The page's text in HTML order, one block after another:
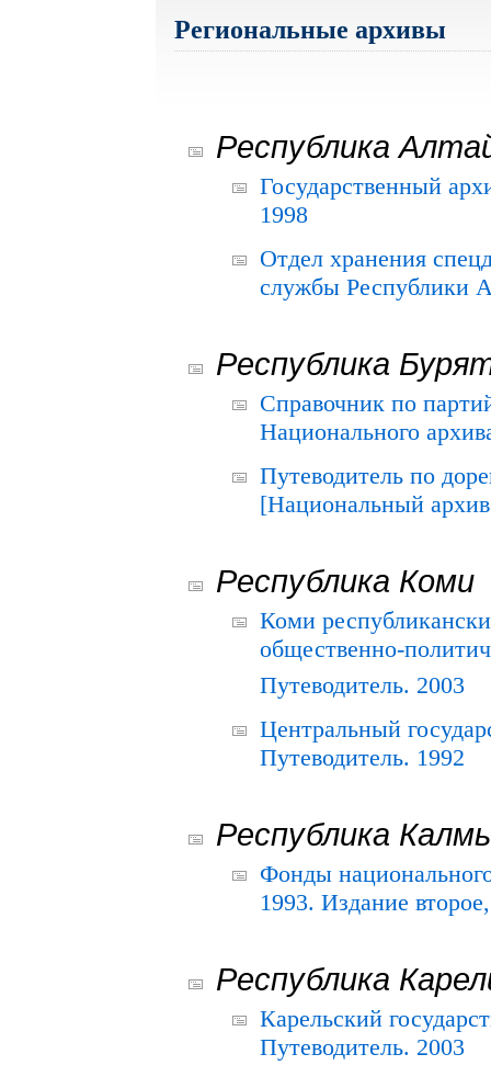
Региональные архивы
Республика
Государственный
1998
Отдел хранения
службы Республики
Республика
Справочник по
Национального
Путеводитель по
[Национальный
Республика Коми
Коми
общественно-
Путеводитель. 2003
Центральный
Путеводитель. 1992
Республика
Фонды
1993. Издание
Республика
Карельский
Путеводитель. 2003